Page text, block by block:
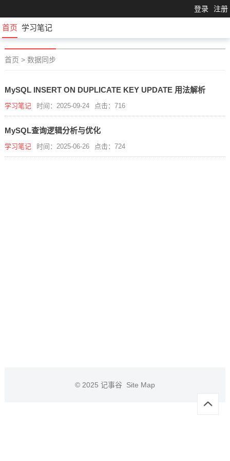
登录 注册
首页 学习笔记
首页 > 数据同步
MySQL INSERT ON DUPLICATE KEY UPDATE 用法解析
学习笔记 时间：2025-09-24 点击：716
MySQL查询逻辑分析与优化
学习笔记 时间：2025-06-26 点击：724
© 2025 记事谷 Site Map